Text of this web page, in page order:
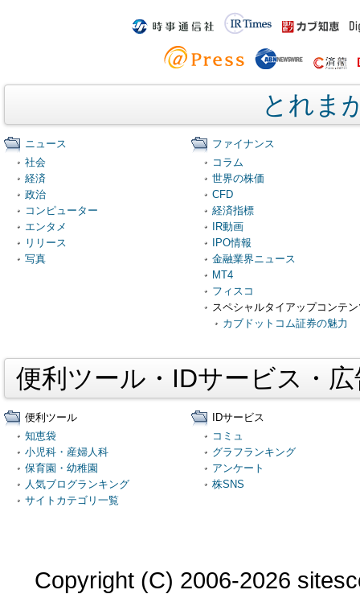
とれま
ニュース
社会
経済
政治
コンピューター
エンタメ
リリース
写真
ファイナンス
コラム
世界の株価
CFD
経済指標
IR動画
IPO情報
金融業界ニュース
MT4
フィスコ
スペシャルタイアップコンテ
カブドットコム証券の魅力
便利ツール・IDサービス・
便利ツール
知恵袋
小児科・産婦人科
保育園・幼稚園
人気ブログランキング
サイトカテゴリ一覧
IDサービス
コミュ
グラフランキング
アンケート
株SNS
Copyright (C) 2006-2026